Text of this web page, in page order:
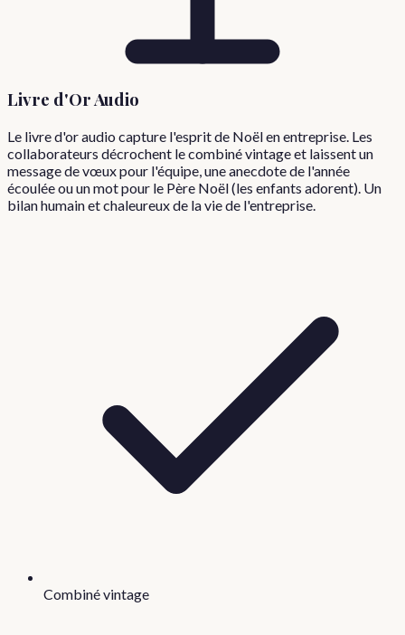
Livre d'Or Audio
Le livre d'or audio capture l'esprit de Noël en entreprise. Les
collaborateurs décrochent le combiné vintage et laissent un
message de vœux pour l'équipe, une anecdote de l'année
écoulée ou un mot pour le Père Noël (les enfants adorent). Un
bilan humain et chaleureux de la vie de l'entreprise.
Combiné vintage